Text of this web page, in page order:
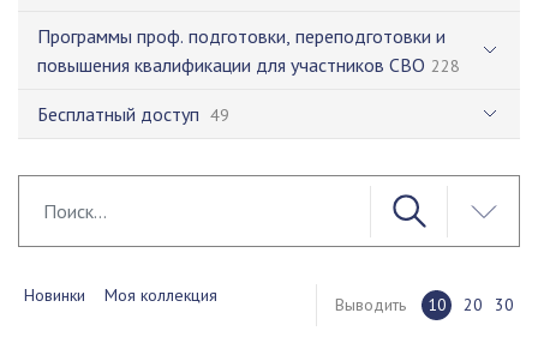
Программы проф. подготовки, переподготовки и
повышения квалификации для участников СВО 228
Бесплатный доступ 49
Новинки Моя коллекция Выводить 10 20 30